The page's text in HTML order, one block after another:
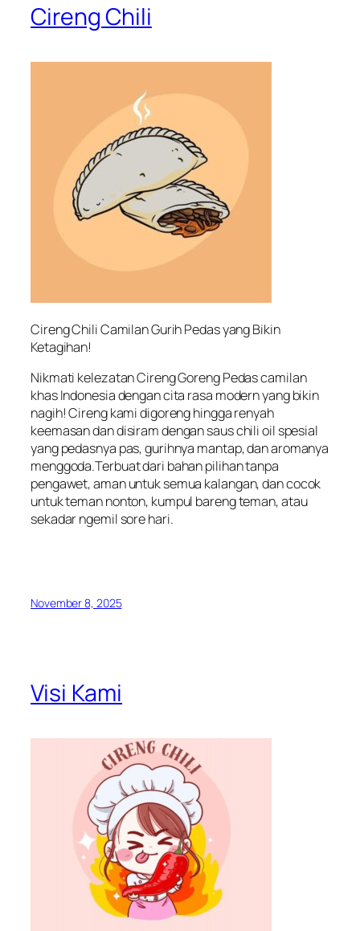
Cireng Chili
Cireng Chili Camilan Gurih Pedas yang Bikin
Ketagihan!
Nikmati kelezatan Cireng Goreng Pedas camilan
khas Indonesia dengan cita rasa modern yang bikin
nagih! Cireng kami digoreng hingga renyah
keemasan dan disiram dengan saus chili oil spesial
yang pedasnya pas, gurihnya mantap, dan aromanya
menggoda.Terbuat dari bahan pilihan tanpa
pengawet, aman untuk semua kalangan, dan cocok
untuk teman nonton, kumpul bareng teman, atau
sekadar ngemil sore hari.
November 8, 2025
Visi Kami